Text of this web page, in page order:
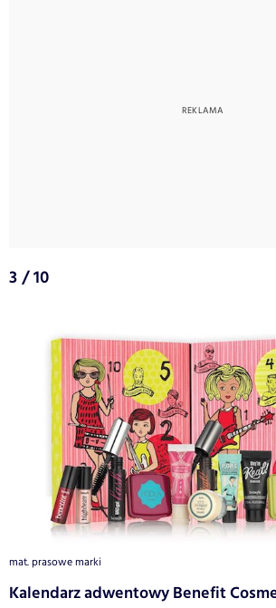
3 / 10
mat. prasowe marki
Kalendarz adwentowy Benefit